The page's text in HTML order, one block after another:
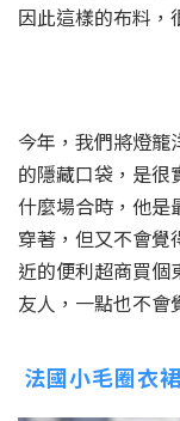
因此這樣的布料，
今年，我們將燈籠
的隱藏口袋，是
什麼場合時，他
穿著，但又不會覺
近的便利超商買個
友人，一點也不會
法國小毛圈衣